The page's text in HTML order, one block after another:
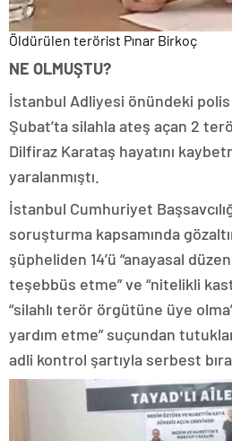
Öldürülen terörist Pınar Birkoç
NE OLMUŞTU?
İstanbul Adliyesi önündeki
Şubat’ta silahla ateş açan 2
Dilfiraz Karataş hayatını
yaralanmıştı.
İstanbul Cumhuriyet
soruşturma kapsamında
şüpheliden 14’ü “anayasal
teşebbüs etme” ve “nitelikli
“silahlı terör örgütüne üye
yardım etme” suçundan
adli kontrol şartıyla serbest